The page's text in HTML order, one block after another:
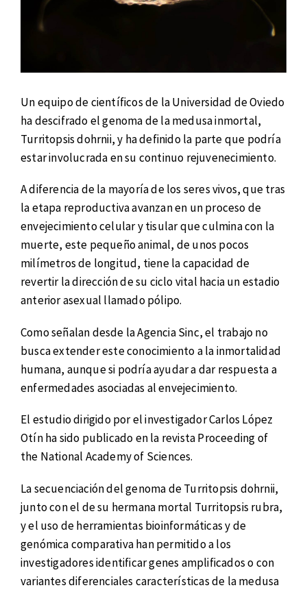
Un equipo de científicos de la Universidad de Oviedo
ha descifrado el genoma de la medusa inmortal,
Turritopsis dohrnii, y ha definido la parte que podría
estar involucrada en su continuo rejuvenecimiento.
A diferencia de la mayoría de los seres vivos, que tras
la etapa reproductiva avanzan en un proceso de
envejecimiento celular y tisular que culmina con la
muerte, este pequeño animal, de unos pocos
milímetros de longitud, tiene la capacidad de
revertir la dirección de su ciclo vital hacia un estadio
anterior asexual llamado pólipo.
Como señalan desde la Agencia Sinc, el trabajo no
busca extender este conocimiento a la inmortalidad
humana, aunque si podría ayudar a dar respuesta a
enfermedades asociadas al envejecimiento.
El estudio dirigido por el investigador Carlos López
Otín ha sido publicado en la revista Proceeding of
the National Academy of Sciences.
La secuenciación del genoma de Turritopsis dohrnii,
junto con el de su hermana mortal Turritopsis rubra,
y el uso de herramientas bioinformáticas y de
genómica comparativa han permitido a los
investigadores identificar genes amplificados o con
variantes diferenciales características de la medusa